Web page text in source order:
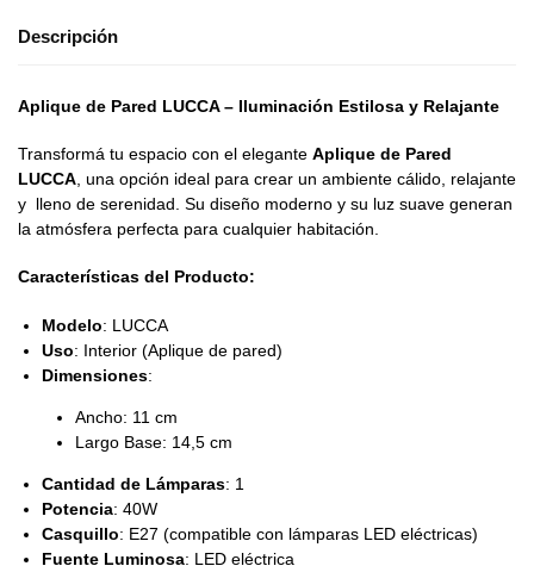
Descripción
Aplique de Pared LUCCA – Iluminación Estilosa y Relajante
Transformá tu espacio con el elegante Aplique de Pared
LUCCA , una opción ideal para crear un ambiente cálido, relajante
y lleno de serenidad. Su diseño moderno y su luz suave generan
la atmósfera perfecta para cualquier habitación.
Características del Producto:
Modelo: LUCCA
Uso: Interior (Aplique de pared)
Dimensiones:
Ancho: 11 cm
Largo Base: 14,5 cm
Cantidad de Lámparas: 1
Potencia: 40W
Casquillo: E27 (compatible con lámparas LED eléctricas)
Fuente Luminosa: LED eléctrica